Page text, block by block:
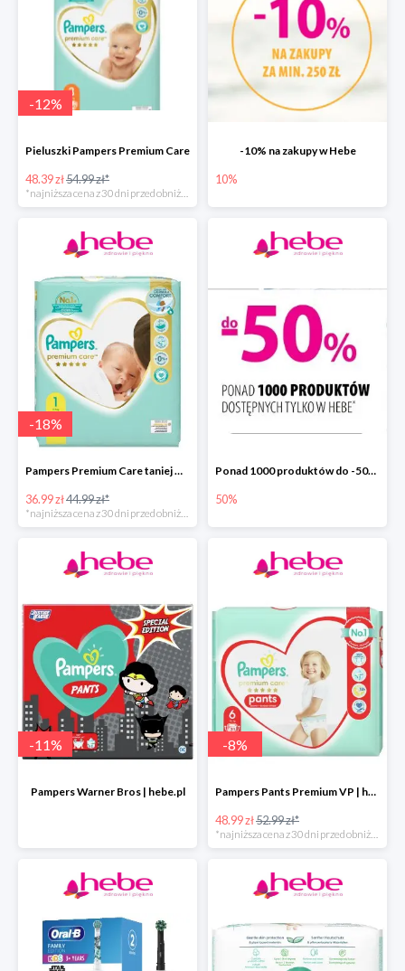
-12%
Pieluszki Pampers Premium Care
48.39 zł54.99 zł*
-10% na zakupy w Hebe
10%
-18%
Pampers Premium Care taniej w hebe.pl
36.99 zł44.99 zł*
*najniższa cena z 30 dni przed obniżką
Ponad 1000 produktów do -50% taniej
50%
-11%
Pampers Warner Bros | hebe.pl
-8%
Pampers Pants Premium VP | hebe.pl
48.99 zł52.99 zł*